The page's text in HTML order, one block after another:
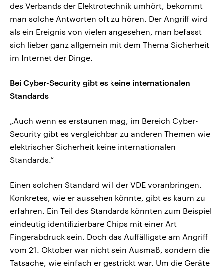
des Verbands der Elektrotechnik umhört, bekommt
man solche Antworten oft zu hören. Der Angriff wird
als ein Ereignis von vielen angesehen, man befasst
sich lieber ganz allgemein mit dem Thema Sicherheit
im Internet der Dinge.
Bei Cyber-Security gibt es keine internationalen
Standards
„Auch wenn es erstaunen mag, im Bereich Cyber-
Security gibt es vergleichbar zu anderen Themen wie
elektrischer Sicherheit keine internationalen
Standards.“
Einen solchen Standard will der VDE voranbringen.
Konkretes, wie er aussehen könnte, gibt es kaum zu
erfahren. Ein Teil des Standards könnten zum Beispiel
eindeutig identifizierbare Chips mit einer Art
Fingerabdruck sein. Doch das Auffälligste am Angriff
vom 21. Oktober war nicht sein Ausmaß, sondern die
Tatsache, wie einfach er gestrickt war. Um die Geräte